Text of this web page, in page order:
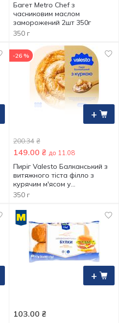
Багет Metro Chef з
часниковим маслом
заморожений 2шт 350г
350 г
+
-26 %
200.34 ₴
149.00 ₴ до 11.08
Пиріг Valesto Балканський з
витяжного тіста філло з
курячим м'ясом у
вершковому соусі
350 г
+
103.00 ₴